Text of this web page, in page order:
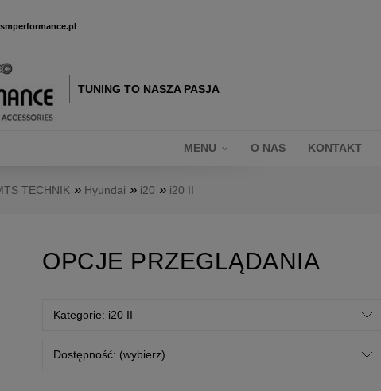
TUNING TO NASZA PASJA
MENU O NAS KONTAKT
TECHNIK » Hyundai » i20 » i20 II
OPCJE PRZEGLĄDANIA
Kategorie: i20 II
Dostępność: (wybierz)